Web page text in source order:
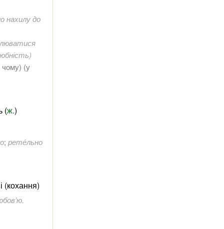
нахилу до
чому) (у
(ж.)
; рете́льно
(кохання)